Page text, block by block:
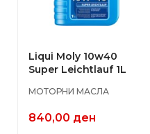
Liqui Moly 10w40
Super Leichtlauf 1L
МОТОРНИ МАСЛА
840,00 ден